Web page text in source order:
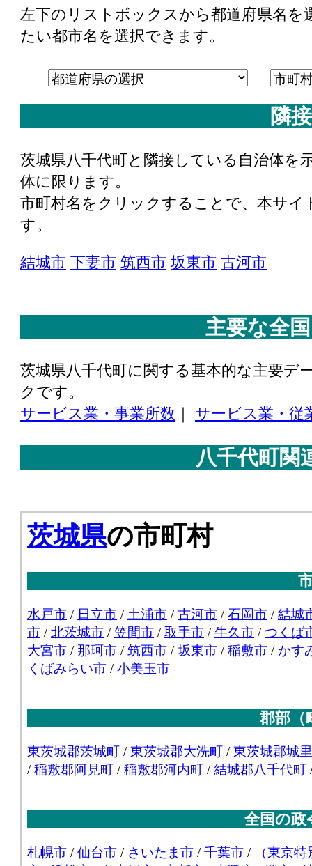
左下のリストボックスから都道府県名
たい都市名を選択できます。
隣
茨城県八千代町と隣接している自治体を
体に限ります。
市町村名をクリックすることで、本サ
す。
結城市 下妻市 筑西市 坂東市 古河市
主要な全
茨城県八千代町に関する基本的な主要デ
クです。
サービス業・事業所数
サービス業・従
八千代町関